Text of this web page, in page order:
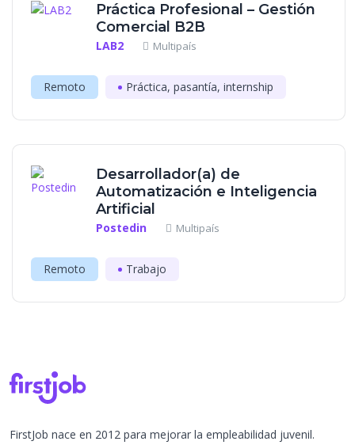
Práctica Profesional – Gestión
Comercial B2B
LAB2 Multipaís
Remoto Práctica, pasantía, internship
Desarrollador(a) de
Automatización e Inteligencia
Artificial
Postedin Multipaís
Remoto Trabajo
FirstJob nace en 2012 para mejorar la empleabilidad juvenil.